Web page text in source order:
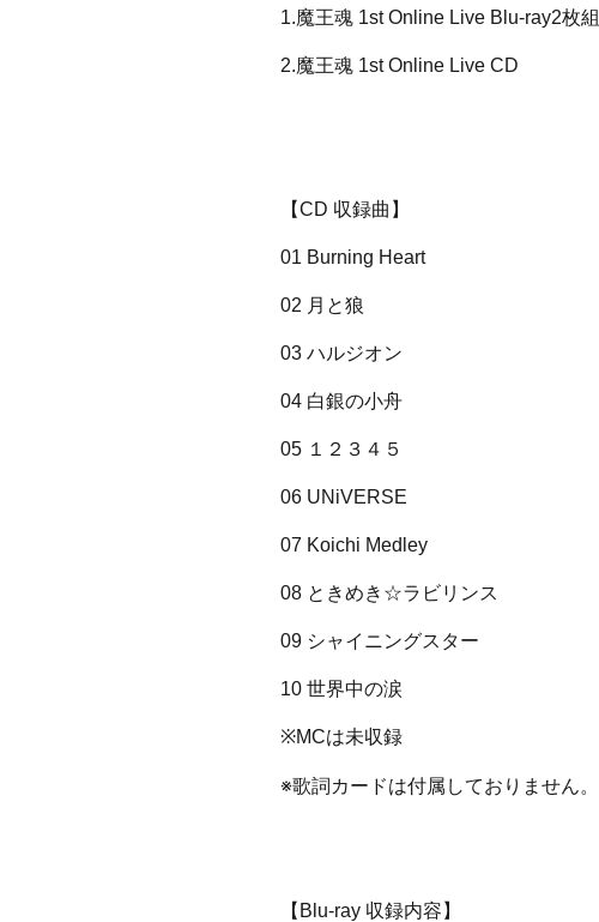
1.魔王魂 1st Online Live Blu-ray2枚組
2.魔王魂 1st Online Live CD
【CD 収録曲】
01 Burning Heart
02 月と狼
03 ハルジオン
04 白銀の小舟
05 １２３４５
06 UNiVERSE
07 Koichi Medley
08 ときめき☆ラビリンス
09 シャイニングスター
10 世界中の涙
※MCは未収録
※歌詞カードは付属しておりません。
【Blu-ray 収録内容】